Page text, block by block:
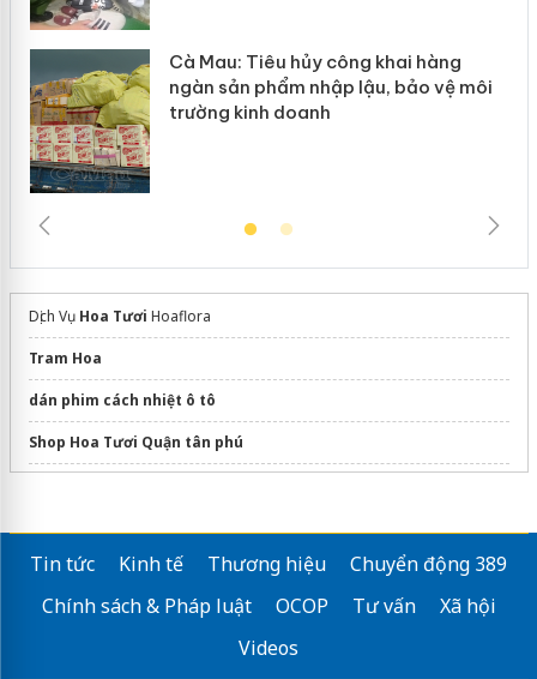
Cà Mau: Tiêu hủy công khai hàng
ngàn sản phẩm nhập lậu, bảo vệ môi
trường kinh doanh
Dịch Vụ Hoa Tươi Hoaflora
Tram Hoa
dán phim cách nhiệt ô tô
Shop Hoa Tươi Quận tân phú
Tin tức Kinh tế Thương hiệu
Chuyển động 389
Chính sách & Pháp luật
OCOP Tư vấn
Xã hội
Videos